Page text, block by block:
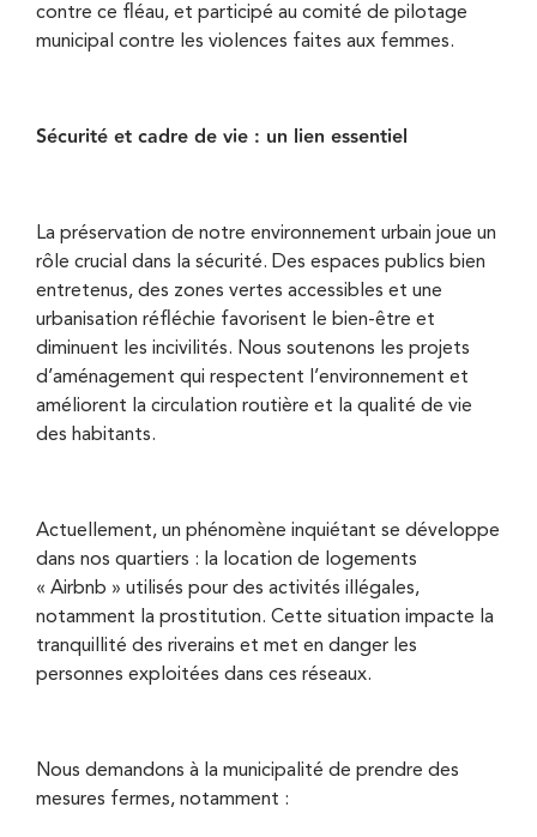
contre ce fléau, et participé au comité de pilotage
municipal contre les violences faites aux femmes.
Sécurité et cadre de vie : un lien essentiel
La préservation de notre environnement urbain joue un
rôle crucial dans la sécurité. Des espaces publics bien
entretenus, des zones vertes accessibles et une
urbanisation réfléchie favorisent le bien-être et
diminuent les incivilités. Nous soutenons les projets
d’aménagement qui respectent l’environnement et
améliorent la circulation routière et la qualité de vie
des habitants.
Actuellement, un phénomène inquiétant se développe
dans nos quartiers : la location de logements
« Airbnb » utilisés pour des activités illégales,
notamment la prostitution. Cette situation impacte la
tranquillité des riverains et met en danger les
personnes exploitées dans ces réseaux.
Nous demandons à la municipalité de prendre des
mesures fermes, notamment :